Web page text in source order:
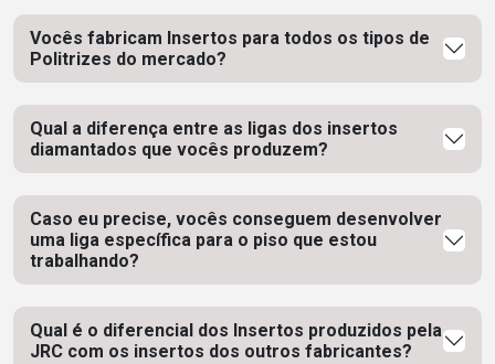
Vocês fabricam Insertos para todos os tipos de
Politrizes do mercado?
Qual a diferença entre as ligas dos insertos
diamantados que vocês produzem?
Caso eu precise, vocês conseguem desenvolver
uma liga específica para o piso que estou
trabalhando?
Qual é o diferencial dos Insertos produzidos pela
JRC com os insertos dos outros fabricantes?